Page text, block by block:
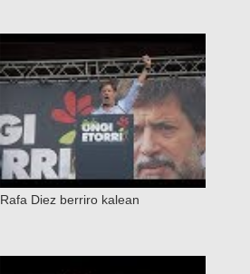
Rafa Diez berriro kalean